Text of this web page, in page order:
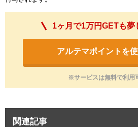
1ヶ月で1万円GETも夢
アルテマポイントを
※サービスは無料で利用
関連記事